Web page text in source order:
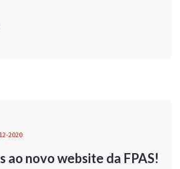
2020
ao novo website da FPAS!